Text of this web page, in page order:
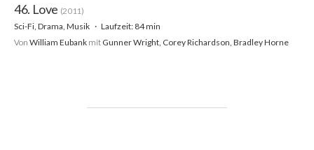
46. Love (2011)
Sci-Fi, Drama, Musik
Laufzeit: 84 min
Von William Eubank mit Gunner Wright, Corey Richardson, Bradley Horne